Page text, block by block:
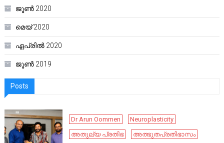
ജൂൺ 2020
മെയ്‌ 2020
ഏപ്രിൽ 2020
ജൂൺ 2019
Posts
Dr Arun Oommen
Neuroplasticity
അതുല്യ പ്രതിഭ
അത്ഭുതപ്രതിഭാസം